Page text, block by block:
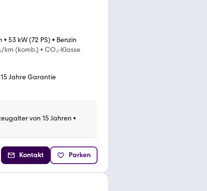
• 53 kW (72 PS) • Benzin
km (komb.) • CO₂-Klasse
15 Jahre Garantie
von 15 Jahren •
Kontakt Parken